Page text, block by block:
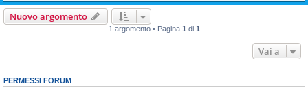
Nuovo argomento
1 argomento • Pagina 1 di 1
Vai a
PERMESSI FORUM